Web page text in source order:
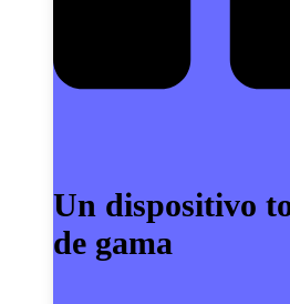
Un dispositivo
de gama